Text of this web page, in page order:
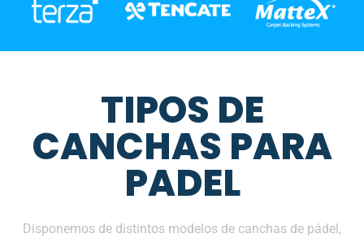
TIPOS DE
CANCHAS PARA
PADEL
Disponemos de distintos modelos de canchas de pádel,